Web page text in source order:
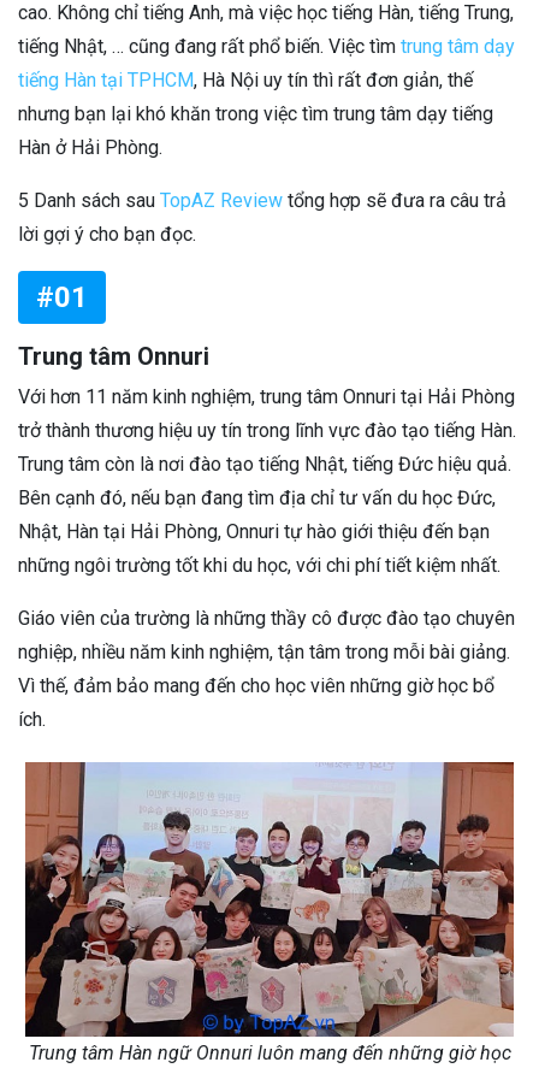
cao. Không chỉ tiếng Anh, mà việc học tiếng Hàn, tiếng Trung,
tiếng Nhật, … cũng đang rất phổ biến. Việc tìm trung tâm dạy
tiếng Hàn tại TPHCM, Hà Nội uy tín thì rất đơn giản, thế
nhưng bạn lại khó khăn trong việc tìm trung tâm dạy tiếng
Hàn ở Hải Phòng.
5 Danh sách sau TopAZ Review tổng hợp sẽ đưa ra câu trả
lời gợi ý cho bạn đọc.
#01
Trung tâm Onnuri
Với hơn 11 năm kinh nghiệm, trung tâm Onnuri tại Hải Phòng
trở thành thương hiệu uy tín trong lĩnh vực đào tạo tiếng Hàn.
Trung tâm còn là nơi đào tạo tiếng Nhật, tiếng Đức hiệu quả.
Bên cạnh đó, nếu bạn đang tìm địa chỉ tư vấn du học Đức,
Nhật, Hàn tại Hải Phòng, Onnuri tự hào giới thiệu đến bạn
những ngôi trường tốt khi du học, với chi phí tiết kiệm nhất.
Giáo viên của trường là những thầy cô được đào tạo chuyên
nghiệp, nhiều năm kinh nghiệm, tận tâm trong mỗi bài giảng.
Vì thế, đảm bảo mang đến cho học viên những giờ học bổ
ích.
Trung tâm Hàn ngữ Onnuri luôn mang đến những giờ học